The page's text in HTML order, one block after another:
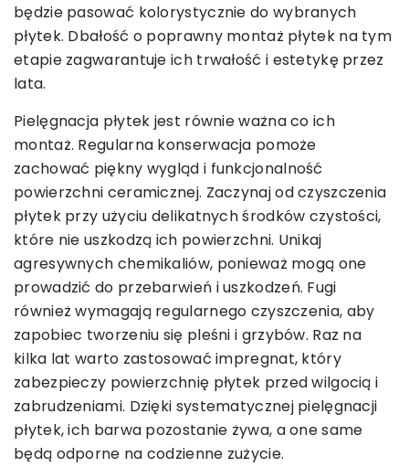
będzie pasować kolorystycznie do wybranych
płytek. Dbałość o poprawny montaż płytek na tym
etapie zagwarantuje ich trwałość i estetykę przez
lata.
Pielęgnacja płytek jest równie ważna co ich
montaż. Regularna konserwacja pomoże
zachować piękny wygląd i funkcjonalność
powierzchni ceramicznej. Zaczynaj od czyszczenia
płytek przy użyciu delikatnych środków czystości,
które nie uszkodzą ich powierzchni. Unikaj
agresywnych chemikaliów, ponieważ mogą one
prowadzić do przebarwień i uszkodzeń. Fugi
również wymagają regularnego czyszczenia, aby
zapobiec tworzeniu się pleśni i grzybów. Raz na
kilka lat warto zastosować impregnat, który
zabezpieczy powierzchnię płytek przed wilgocią i
zabrudzeniami. Dzięki systematycznej pielęgnacji
płytek, ich barwa pozostanie żywa, a one same
będą odporne na codzienne zużycie.